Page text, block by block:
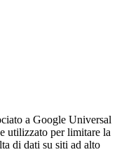
a Google Universal
utilizzato per limitare la
di dati su siti ad alto